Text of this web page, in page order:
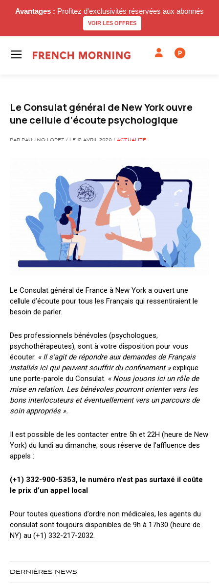
Avantages : Profitez d'exclusivités réservées aux abonnés
VOIR LES OFFRES
P
Le Consulat général de New York ouvre
une cellule d’écoute psychologique
PAR PAULINO LOPEZ / LE 12 AVRIL 2020 / ACTUALITÉ
Le Consulat général de France à New York a ouvert une
cellule d’écoute pour tous les Français qui ressentiraient le
besoin de parler.
Des professionnels bénévoles (psychologues,
psychothérapeutes), sont à votre disposition pour vous
écouter. « Il s’agit de répondre aux demandes de Français
installés ici qui peuvent souffrir du confinement »explique
une porte-parole du Consulat. « Nous jouons ici un rôle de
mise en relation. Les bénévoles pourront orienter vers les
bons interlocuteurs et éventuellement vers un parcours de
soin appropriés ».
Il est possible de les contacter entre 5h et 22H (heure de New
York) du lundi au dimanche, sous réserve de l’affluence des
appels :
(+1) 332-900-5353, le numéro n’est pas surtaxé il coûte
le prix d’un appel local
Pour toutes questions d’ordre non médicales, les agents du
consulat sont toujours disponibles de 9h à 17h30 (heure de
NY) au (+1) 332-217-2032.
DERNIÈRES NEWS